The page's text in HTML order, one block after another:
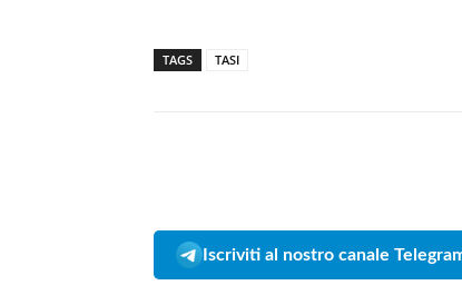
TAGS TASI
Iscriviti al nostro canale